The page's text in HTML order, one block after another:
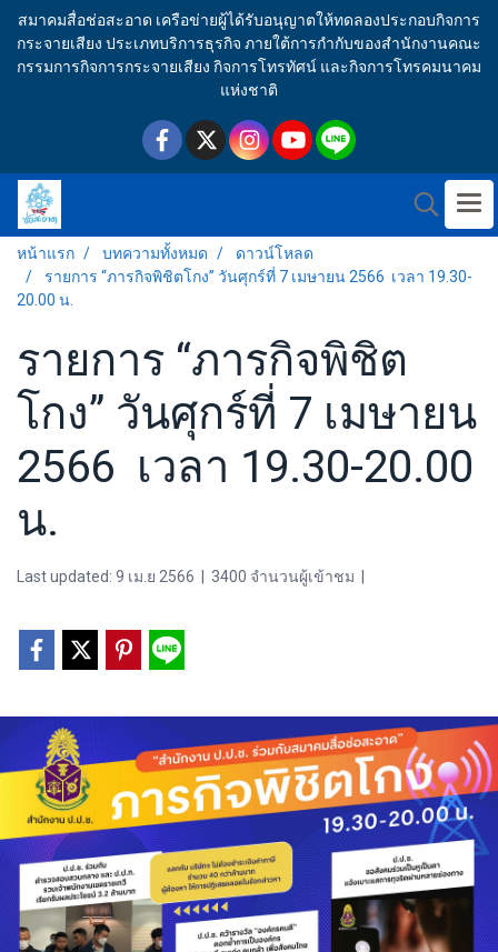
สมาคมสื่อช่อสะอาด เครือข่ายผู้ได้รับอนุญาตให้ทดลองประกอบกิจการ
กระจายเสียง ประเภทบริการธุรกิจ ภายใต้การกำกับของสำนักงานคณะ
กรรมการกิจการกระจายเสียง กิจการโทรทัศน์ และกิจการโทรคมนาคม
แห่งชาติ
หน้าแรก บทความทั้งหมด
ดาวน์โหลด
รายการ “ภารกิจพิชิตโกง” วันศุกร์ที่ 7 เมษายน 2566 เวลา 19.30-
20.00 น.
รายการ “ภารกิจพิชิต
โกง” วันศุกร์ที่ 7 เมษายน
2566 เวลา 19.30-20.00
น.
Last updated: 9 เม.ย 2566 3400 จำนวนผู้เข้าชม